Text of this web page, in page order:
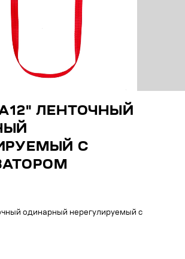
ЛЕНТОЧНЫЙ
С
одинарный нерегулируемый с